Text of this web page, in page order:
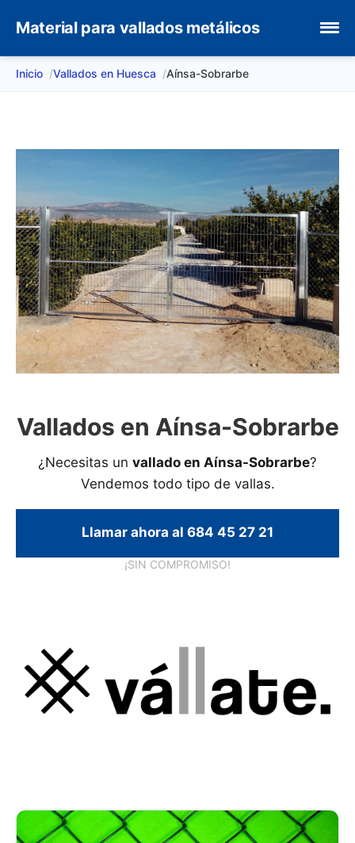
Material para vallados metálicos
Inicio Vallados en Huesca Aínsa-Sobrarbe
Vallados en Aínsa-Sobrarbe
¿Necesitas un vallado en Aínsa-Sobrarbe?
Vendemos todo tipo de vallas.
Llamar ahora al 684 45 27 21
¡SIN COMPROMISO!